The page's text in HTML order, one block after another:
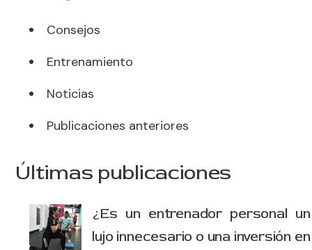
Consejos
Entrenamiento
Noticias
Publicaciones anteriores
Últimas publicaciones
¿Es un entrenador personal un
lujo innecesario o una inversión en